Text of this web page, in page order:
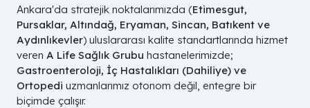
Ankara'da stratejik noktalarımızda (Etimesgut,
Pursaklar, Altındağ, Eryaman, Sincan, Batıkent ve
Aydınlıkevler) uluslararası kalite standartlarında hizmet
veren A Life Sağlık Grubu hastanelerimizde;
Gastroenteroloji, İç Hastalıkları (Dahiliye) ve
Ortopedi uzmanlarımız otonom değil, entegre bir
biçimde çalışır.